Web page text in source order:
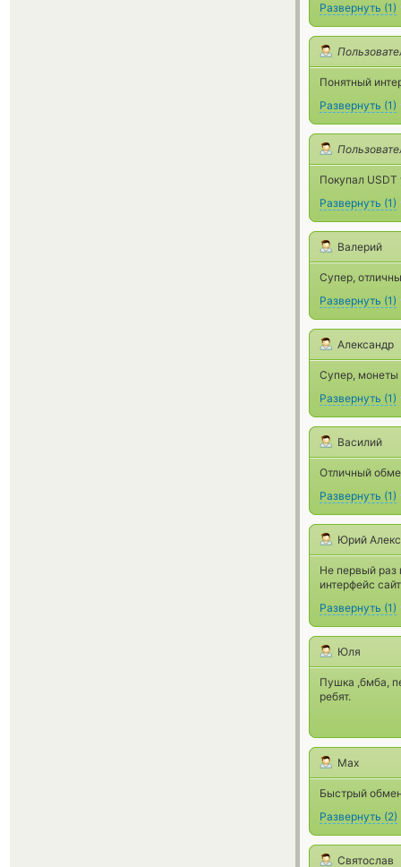
Развернуть (1)
Понятный
Развернуть (1)
Покупал
Развернуть (1)
Валерий
Супер,
Развернуть (1)
Александр
Супер, монеты
Развернуть (1)
Василий
Отличный
Развернуть (1)
Юрий
Не первый раз
интерфейс
Развернуть (1)
Юля
Пушка ,бмба,
ребят.
Max
Быстрый
Развернуть (2)
Святослав